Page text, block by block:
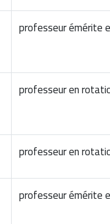
professeur émérite
professeur en
professeur en
professeur émérite